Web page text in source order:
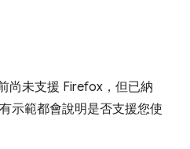
尚未支援 Firefox，但已納
示範都會說明是否支援您使